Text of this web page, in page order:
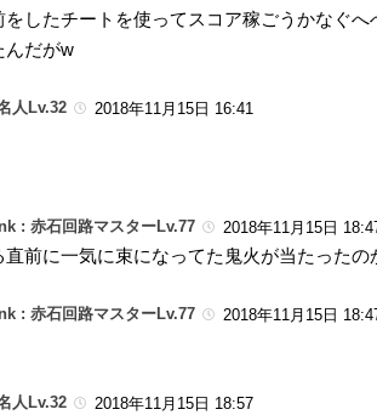
したチートを使ってスコア稼ごうかなぐへ
んだがw
人Lv.32 2018年11月15日 16:41
: 赤石回路マスターLv.77 2018年11月15日
前に一気に束になってた鬼火が当たったの
: 赤石回路マスターLv.77 2018年11月15日
人Lv.32 2018年11月15日 18:57